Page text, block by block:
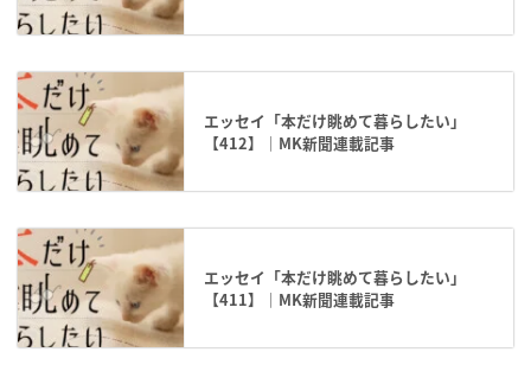
エッセイ「本だけ眺めて暮らしたい」
【412】｜MK新聞連載記事
エッセイ「本だけ眺めて暮らしたい」
【411】｜MK新聞連載記事